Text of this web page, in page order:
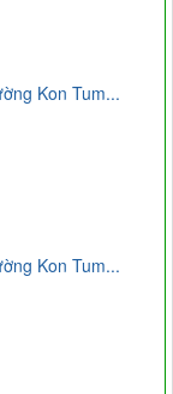
Kon Tum...
Kon Tum...